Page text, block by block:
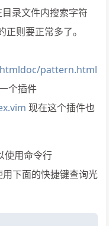
录文件内搜索字符
则要正常多了。
pattern.html
个插件
现在这个插件也
使用命令行
下面的快捷键查询光